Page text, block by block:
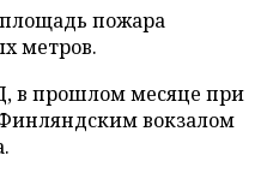
площадь пожара
метров.
в прошлом месяце при
вокзалом